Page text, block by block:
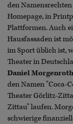
den
Homepage, in
Plattformen. Auch
Hausfassaden ist
im Sport üblich ist,
Theater in
Daniel Morgenroth
den Namen "Coca-
Theater Görlitz-
Zittau" laufen.
schwierige